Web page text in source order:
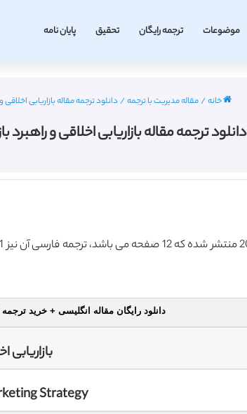
موضوعات ترجمه رایگان تحقیق پایان نامه
خانه/مقاله مدیریت با ترجمه/دانلود ترجمه مقاله بازاریابی اخلاقی و
دانلود ترجمه مقاله بازاریابی اخلاقی و راهبرد
دانلود رایگان مقاله انگلیسی + خرید
بازاریابی
Strategy